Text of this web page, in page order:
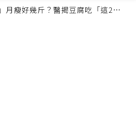
月瘦好幾斤？醫揭豆腐吃「這2種最